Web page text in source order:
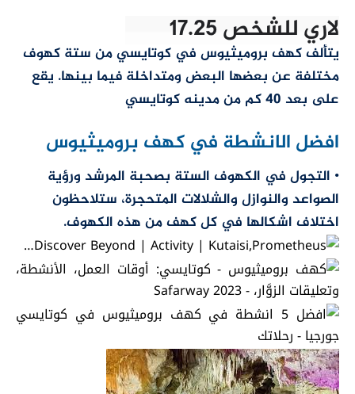
17.25 لاري للشخص
يتألف كهف بروميثيوس في كوتايسي من ستة كهوف
مختلفة عن بعضها البعض ومتداخلة فيما بينها. يقع
على بعد 40 كم من مدينه كوتايسي
افضل الانشطة في كهف بروميثيوس
• التجول في الكهوف الستة بصحبة المرشد ورؤية
الصواعد والنوازل والشلالات المتحجرة، ستلاحظون
اختلاف اشكالها في كل كهف من هذه الكهوف.